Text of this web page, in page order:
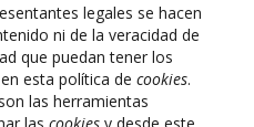
legales se hacen
ni de la veracidad de
que puedan tener los
esta política de cookies.
las herramientas